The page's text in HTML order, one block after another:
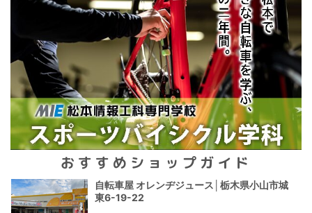
おすすめショップガイド
自転車屋 オレンヂジュース│栃木県小山市城
東6-19-22